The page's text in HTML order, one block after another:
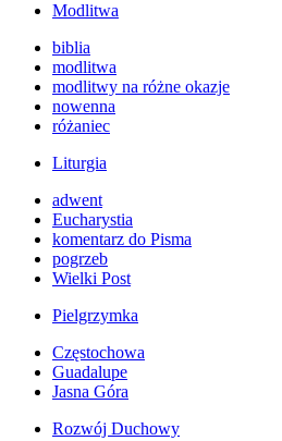
Modlitwa
biblia
modlitwa
modlitwy na różne okazje
nowenna
różaniec
Liturgia
adwent
Eucharystia
komentarz do Pisma
pogrzeb
Wielki Post
Pielgrzymka
Częstochowa
Guadalupe
Jasna Góra
Rozwój Duchowy